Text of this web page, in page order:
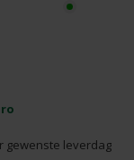
gewenste leverdag